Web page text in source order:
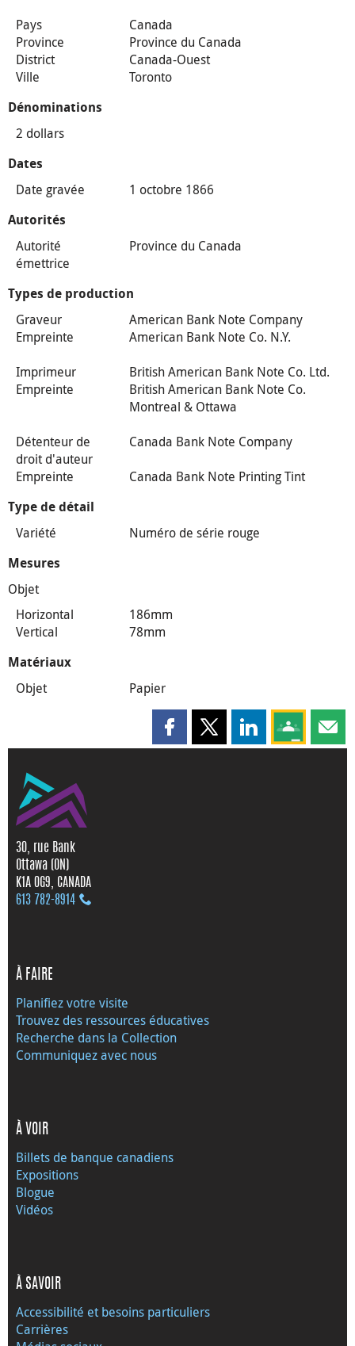
Pays
Canada
Province
Province du Canada
District
Canada-Ouest
Ville
Toronto
Dénominations
2 dollars
Dates
Date gravée 1 octobre 1866
Autorités
Autorité
émettrice
Province du Canada
Types de production
Graveur
American Bank Note Company
Empreinte
American Bank Note Co. N.Y.
Imprimeur
British American Bank Note Co. Ltd.
Empreinte
British American Bank Note Co.
Montreal & Ottawa
Détenteur de
droit d'auteur
Canada Bank Note Company
Empreinte
Canada Bank Note Printing Tint
Type de détail
Variété Numéro de série rouge
Mesures
Objet
Horizontal
186mm
Vertical
78mm
Matériaux
Objet Papier
Partager cette page sur
Partager cette page sur X
Partager cette
Partagez
30, rue Bank
Ottawa (ON)
K1A 0G9, CANADA
613 782‑8914
À FAIRE
Planifiez votre visite
Trouvez des ressources éducatives
Recherche dans la Collection
Communiquez avec nous
À VOIR
Billets de banque canadiens
Expositions
Blogue
Vidéos
À SAVOIR
Accessibilité et besoins particuliers
Carrières